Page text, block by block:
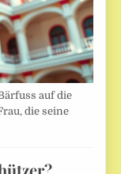
auf die
die seine